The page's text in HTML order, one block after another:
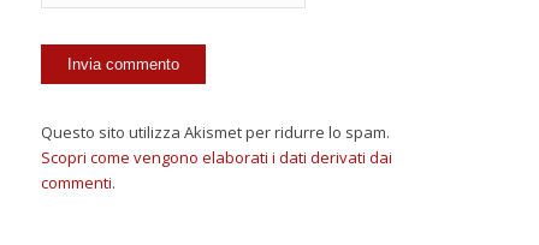
Questo sito utilizza Akismet per ridurre lo spam.
Scopri come vengono elaborati i dati derivati dai
commenti.